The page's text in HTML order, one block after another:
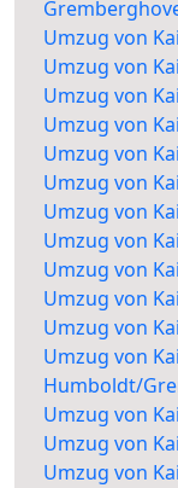
Umzug von
Umzug von
Umzug von
Umzug von
Umzug von
Umzug von
Umzug von
Umzug von
Umzug von
Umzug von
Umzug von
Umzug von
Humboldt/
Umzug von
Umzug von
Umzug von